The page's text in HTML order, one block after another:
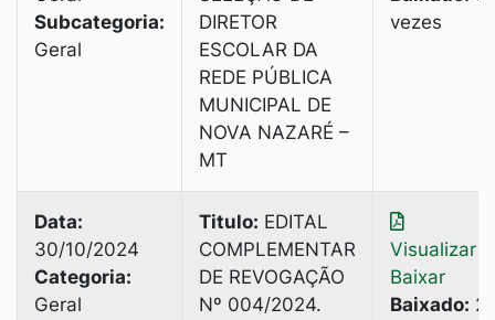
Subcategoria:
Geral
DIRETOR
ESCOLAR DA
REDE PÚBLICA
MUNICIPAL DE
NOVA NAZARÉ –
MT
vezes
Data:
30/10/2024
Categoria:
Geral
Titulo: EDITAL
COMPLEMENTAR
DE REVOGAÇÃO
Nº 004/2024.
Visualizar
Baixar
Baixado: 2